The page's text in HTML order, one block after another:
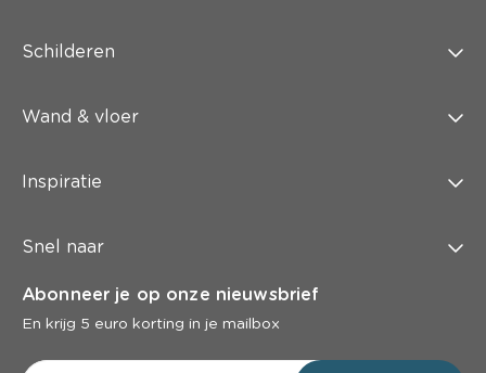
Schilderen
Wand & vloer
Inspiratie
Snel naar
Abonneer je op onze nieuwsbrief
En krijg 5 euro korting in je mailbox